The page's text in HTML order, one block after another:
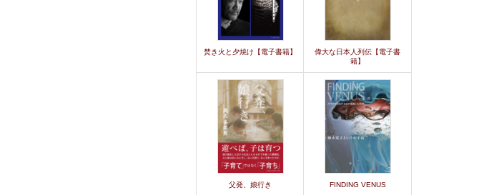
焚き火と夕焼け【電子書籍】
偉大な日本人列伝【電子書
籍】
父発、娘行き FINDING VENUS